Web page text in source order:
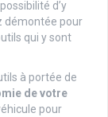
d’y
démontée pour
qui y sont
à portée de
de votre
pour